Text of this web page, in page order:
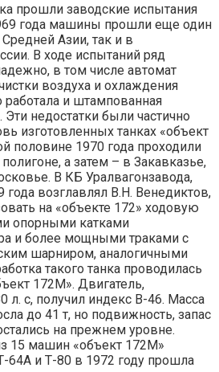
прошли заводские испытания
года машины прошли еще один
Азии, так и в
В ходе испытаний ряд
в том числе автомат
воздуха и охлаждения
и штампованная
Эти недостатки были частично
изготовленных танках «объект
половине 1970 года проходили
а затем – в Закавказье,
В КБ Уралвагонзавода,
года возглавлял В.Н. Венедиктов,
на «объекте 172» ходовую
опорными катками
и более мощными траками с
шарниром, аналогичными
такого танка проводилась
172М». Двигатель,
л. с, получил индекс В-46. Масса
до 41 т, но подвижность, запас
на прежнем уровне.
15 машин «объект 172М»
64А и Т-80 в 1972 году прошла